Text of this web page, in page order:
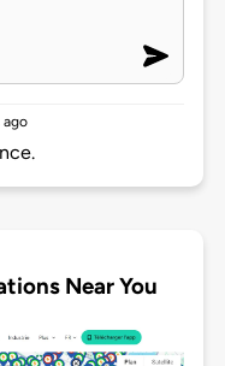
ago
Near You